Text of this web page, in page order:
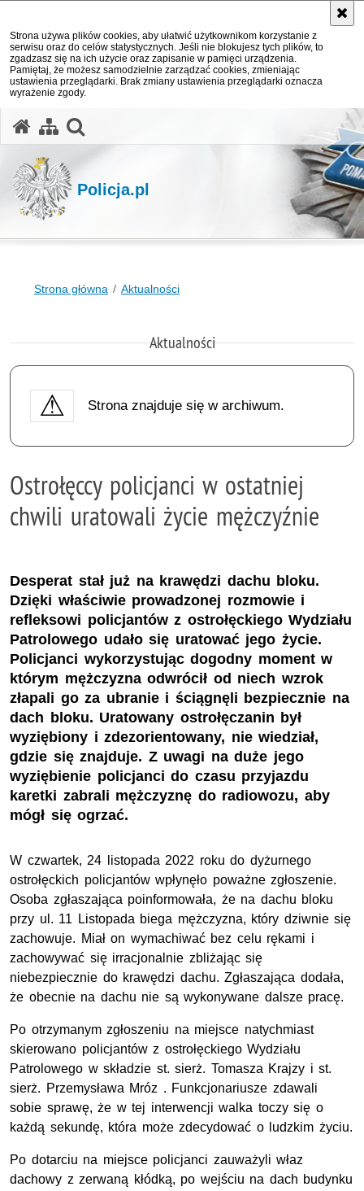
Strona używa plików cookies, aby ułatwić użytkownikom korzystanie z
serwisu oraz do celów statystycznych. Jeśli nie blokujesz tych plików, to
zgadzasz się na ich użycie oraz zapisanie w pamięci urządzenia.
Pamiętaj, że możesz samodzielnie zarządzać cookies, zmieniając
ustawienia przeglądarki. Brak zmiany ustawienia przeglądarki oznacza
wyrażenie zgody.
Policja.pl
Strona główna Aktualności
Aktualności
Strona znajduje się w archiwum.
Ostrołęccy policjanci w ostatniej
chwili uratowali życie mężczyźnie
Desperat stał już na krawędzi dachu bloku.
Dzięki właściwie prowadzonej rozmowie i
refleksowi policjantów z ostrołęckiego Wydziału
Patrolowego udało się uratować jego życie.
Policjanci wykorzystując dogodny moment w
którym mężczyzna odwrócił od niech wzrok
złapali go za ubranie i ściągnęli bezpiecznie na
dach bloku. Uratowany ostrołęczanin był
wyziębiony i zdezorientowany, nie wiedział,
gdzie się znajduje. Z uwagi na duże jego
wyziębienie policjanci do czasu przyjazdu
karetki zabrali mężczyznę do radiowozu, aby
mógł się ogrzać.
W czwartek, 24 listopada 2022 roku do dyżurnego
ostrołęckich policjantów wpłynęło poważne zgłoszenie.
Osoba zgłaszająca poinformowała, że na dachu bloku
przy ul. 11 Listopada biega mężczyzna, który dziwnie się
zachowuje. Miał on wymachiwać bez celu rękami i
zachowywać się irracjonalnie zbliżając się
niebezpiecznie do krawędzi dachu. Zgłaszająca dodała,
że obecnie na dachu nie są wykonywane dalsze pracę.
Po otrzymanym zgłoszeniu na miejsce natychmiast
skierowano policjantów z ostrołęckiego Wydziału
Patrolowego w składzie st. sierż. Tomasza Krajzy i st.
sierż. Przemysława Mróz . Funkcjonariusze zdawali
sobie sprawę, że w tej interwencji walka toczy się o
każdą sekundę, która może zdecydować o ludzkim życiu.
Po dotarciu na miejsce policjanci zauważyli właz
dachowy z zerwaną kłódką, po wejściu na dach budynku